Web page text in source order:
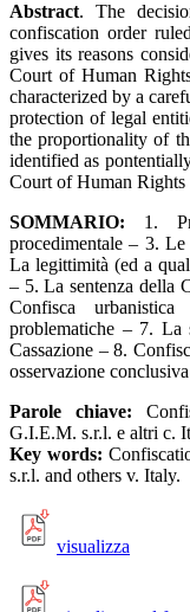
Abstract. The
confiscation order
gives its reasons
Court of Human
characterized by a
protection of legal
the proportionality of
identified as
Court of Human Rights
SOMMARIO: 1.
procedimentale – 3.
La legittimità (ed a
– 5. La sentenza della
Confisca
problematiche – 7. La
Cassazione – 8.
osservazione
Parole chiave:
G.I.E.M. s.r.l. e altri c.
Key words:
s.r.l. and others v. Italy.
visualizza